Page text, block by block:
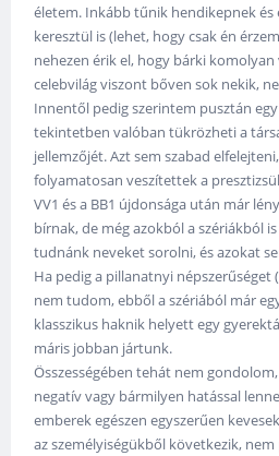
életem. Inkább tűnik hendikepnek és
keresztül is (lehet, hogy csak én
nehezen érik el, hogy bárki
celebvilág viszont bőven sok nekik,
Innentől pedig szerintem pusztán
tekintetben valóban tükrözheti a
jellemzőjét. Azt sem szabad
folyamatosan veszítettek a
VV1 és a BB1 újdonsága után már
bírnak, de még azokból a szériákból
tudnánk neveket sorolni, és azokat
Ha pedig a pillanatnyi népszerűséget
nem tudom, ebből a szériából már
klasszikus haknik helyett egy
máris jobban jártunk.
Összességében tehát nem
negatív vagy bármilyen hatással
emberek egészen egyszerűen
az személyiségükből következik,